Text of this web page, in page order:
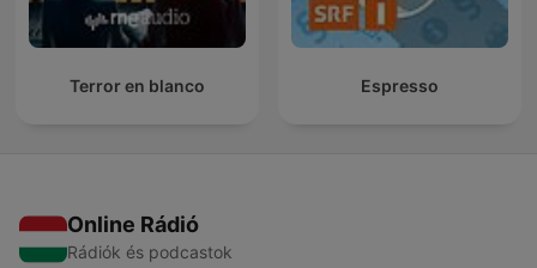
Terror en blanco Espresso
Online Rádió
Rádiók és podcastok